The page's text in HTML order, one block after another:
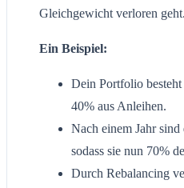
Gleichgewicht verloren geht.
Ein Beispiel:
Dein Portfolio
40% aus Anleihen.
Nach einem Jahr
sodass sie nun 70%
Durch Rebalancing